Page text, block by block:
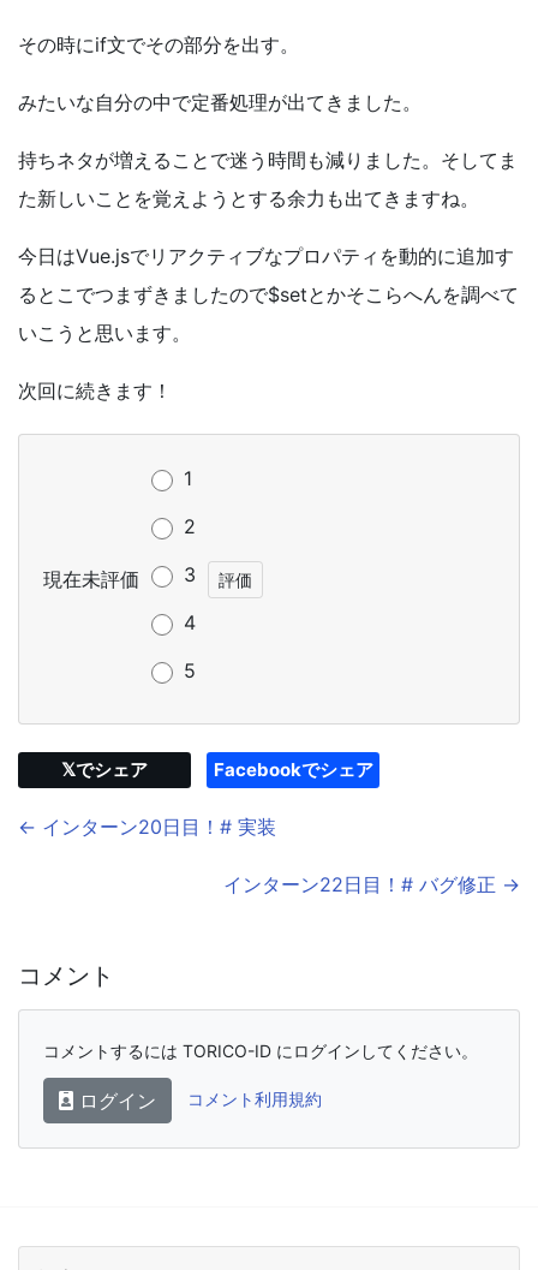
その時にif文でその部分を出す。
みたいな自分の中で定番処理が出てきました。
持ちネタが増えることで迷う時間も減りました。そしてま
た新しいことを覚えようとする余力も出てきますね。
今日はVue.jsでリアクティブなプロパティを動的に追加す
るとこでつまずきましたので$setとかそこらへんを調べて
いこうと思います。
次回に続きます！
現在未評価
1
2
3
4
5
𝕏でシェア Facebookでシェア
← インターン20日目！# 実装
インターン22日目！# バグ修正 →
コメント
コメントするには TORICO-ID にログインしてください。
ログイン コメント利用規約